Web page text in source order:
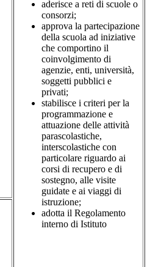
aderisce a reti di scuole o
consorzi;
approva la partecipazione
della scuola ad iniziative
che comportino il
coinvolgimento di
agenzie, enti, università,
soggetti pubblici e
privati;
stabilisce i criteri per la
programmazione e
attuazione delle attività
parascolastiche,
interscolastiche con
particolare riguardo ai
corsi di recupero e di
sostegno, alle visite
guidate e ai viaggi di
istruzione;
adotta il Regolamento
interno di Istituto